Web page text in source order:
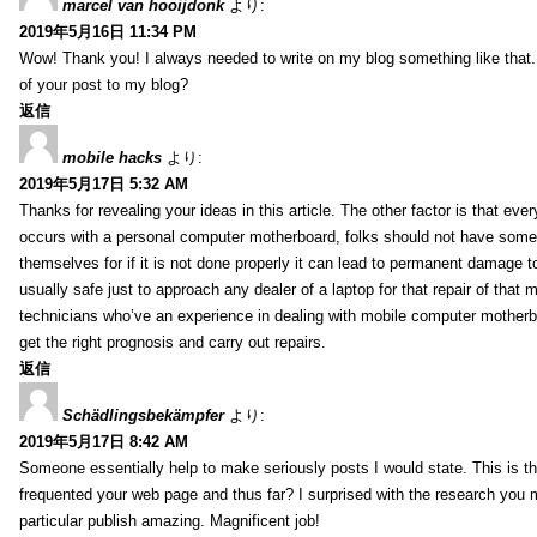
marcel van hooijdonk より:
2019年5月16日 11:34 PM
Wow! Thank you! I always needed to write on my blog something like
of your post to my blog?
返信
mobile hacks より:
2019年5月17日 5:32 AM
Thanks for revealing your ideas in this article. The other factor is that
occurs with a personal computer motherboard, folks should not have
themselves for if it is not done properly it can lead to permanent damage
usually safe just to approach any dealer of a laptop for that repair of that
technicians who’ve an experience in dealing with mobile computer
get the right prognosis and carry out repairs.
返信
Schädlingsbekämpfer より:
2019年5月17日 8:42 AM
Someone essentially help to make seriously posts I would state. This is
frequented your web page and thus far? I surprised with the research you
particular publish amazing. Magnificent job!